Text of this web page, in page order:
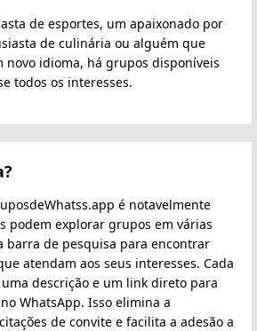
de esportes, um apaixonado por
de culinária ou alguém que
novo idioma, há grupos disponíveis
todos os interesses.
é notavelmente
podem explorar grupos em várias
barra de pesquisa para encontrar
atendam aos seus interesses. Cada
descrição e um link direto para
WhatsApp. Isso elimina a
de convite e facilita a adesão a